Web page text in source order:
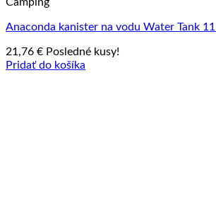
Anaconda kanister na vodu Water Tank 11 l
21,76 € Posledné kusy!
Pridať do košíka